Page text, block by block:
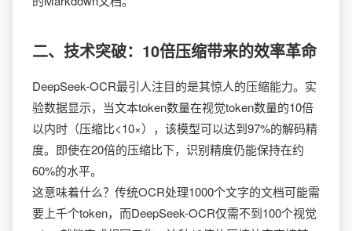
二、技术突破：10倍压缩带来的效率革命
DeepSeek-OCR最引人注目的是其惊人的压缩能力。实
验数据显示，当文本token数量在视觉token数量的10倍
以内时（压缩比<10×），该模型可以达到97%的解码精
度。即使在20倍的压缩比下，识别精度仍能保持在约
60%的水平。
这意味着什么？传统OCR处理1000个文字的文档可能需
要上千个token，而DeepSeek-OCR仅需不到100个视觉